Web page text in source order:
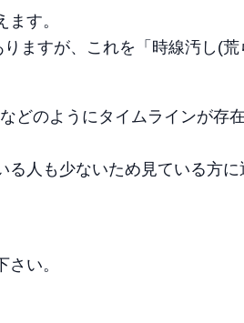
す。
ますが、これを「時線汚し(
どのようにタイムラインが存
人も少ないため見ている方
い。